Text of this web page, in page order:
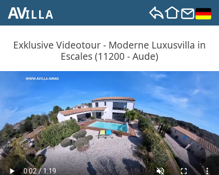
AVILLA
Exklusive Videotour - Moderne Luxusvilla in
Escales (11200 - Aude)